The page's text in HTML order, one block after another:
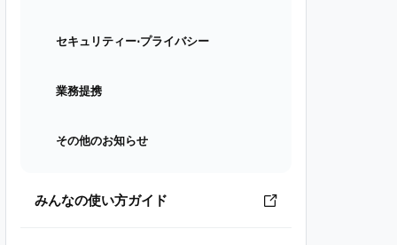
セキュリティー⋅プライバシー
業務提携
その他のお知らせ
みんなの使い方ガイド